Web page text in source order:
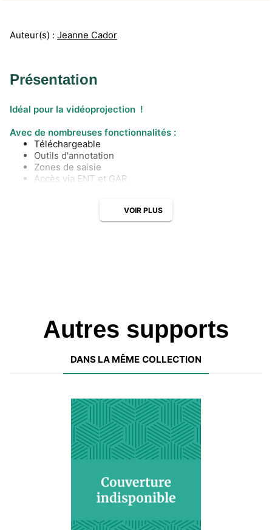
Auteur(s) : Jeanne Cador
Présentation
Idéal pour la vidéoprojection !
Avec de nombreuses fonctionnalités :
Téléchargeable
Outils d'annotation
Zones de saisie
Accès via ENT et GAR
VOIR PLUS
Autres supports
DANS LA MÊME COLLECTION